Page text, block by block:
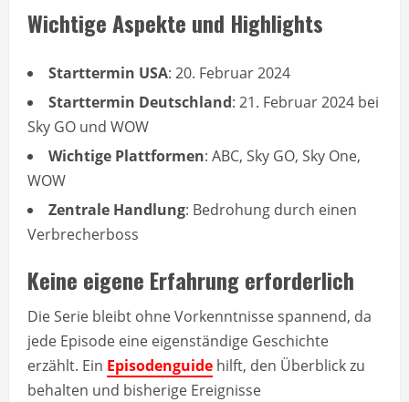
Wichtige Aspekte und Highlights
Starttermin USA: 20. Februar 2024
Starttermin Deutschland: 21. Februar 2024 bei
Sky GO und WOW
Wichtige Plattformen: ABC, Sky GO, Sky One,
WOW
Zentrale Handlung: Bedrohung durch einen
Verbrecherboss
Keine eigene Erfahrung erforderlich
Die Serie bleibt ohne Vorkenntnisse spannend, da
jede Episode eine eigenständige Geschichte
erzählt. Ein Episodenguide hilft, den Überblick zu
behalten und bisherige Ereignisse